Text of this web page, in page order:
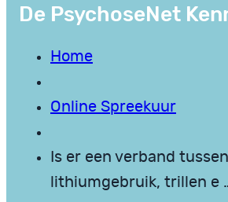
De PsychoseNet
Home
Online Spreekuur
Is er een verband tussen
lithiumgebruik, trillen e